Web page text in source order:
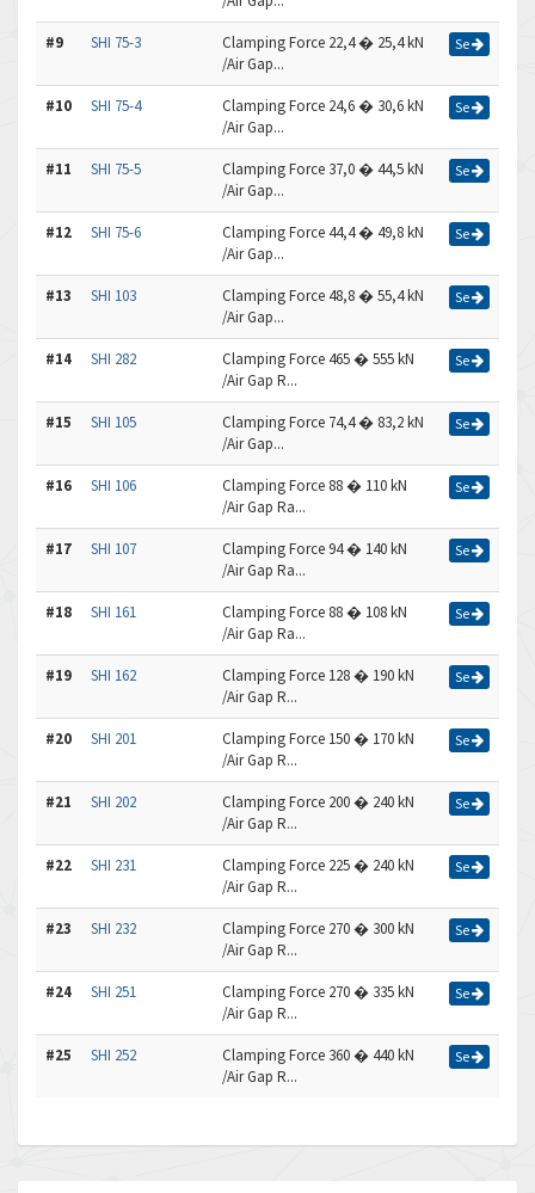
#9 SHI 75-3
Clamping Force 22,4 � 25,4 kN
/Air Gap...
Se
#10 SHI 75-4
Clamping Force 24,6 � 30,6 kN
/Air Gap...
Se
#11 SHI 75-5
Clamping Force 37,0 � 44,5 kN
/Air Gap...
Se
#12 SHI 75-6
Clamping Force 44,4 � 49,8 kN
/Air Gap...
Se
#13 SHI 103
Clamping Force 48,8 � 55,4 kN
/Air Gap...
Se
#14 SHI 282
Clamping Force 465 � 555 kN
/Air Gap R...
Se
#15 SHI 105
Clamping Force 74,4 � 83,2 kN
/Air Gap...
Se
#16 SHI 106
Clamping Force 88 � 110 kN
/Air Gap Ra...
Se
#17 SHI 107
Clamping Force 94 � 140 kN
/Air Gap Ra...
Se
#18 SHI 161
Clamping Force 88 � 108 kN
/Air Gap Ra...
Se
#19 SHI 162
Clamping Force 128 � 190 kN
/Air Gap R...
Se
#20 SHI 201
Clamping Force 150 � 170 kN
/Air Gap R...
Se
#21 SHI 202
Clamping Force 200 � 240 kN
/Air Gap R...
Se
#22 SHI 231
Clamping Force 225 � 240 kN
/Air Gap R...
Se
#23 SHI 232
Clamping Force 270 � 300 kN
/Air Gap R...
Se
#24 SHI 251
Clamping Force 270 � 335 kN
/Air Gap R...
Se
#25 SHI 252
Clamping Force 360 � 440 kN
/Air Gap R...
Se